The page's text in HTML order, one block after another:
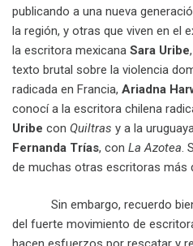
publicando a una nueva
la región, y otras que viven en el
la escritora mexicana Sara Uribe
texto brutal sobre la violencia
radicada en Francia, Ariadna
conocí a la escritora chilena
Uribe con Quiltras y a la
Fernanda Trías, con La Azotea.
de muchas otras escritoras más
Sin embargo, recuerdo bien
del fuerte movimiento de